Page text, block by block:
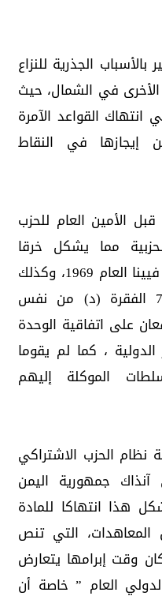
الجذرية للنزاع
في الشمال، حيث
القواعد الآمرة
إيجازها في النقاط
الأمين العام للحزب
مما يشكل خرقا
للمادة 7 الفقرة 2 من اتفاقية فيينا العام 1969، وكذلك
يتعارض مع أحكام المادة 77 الفقرة (د) من نفس
على اتفاقية الوحدة
الدولية ، كما لم يقوما
الموكلة إليهم
نظام الحزب الاشتراكي
جمهورية اليمن
هذا انتهاكا للمادة
المعاهدات، التي تنص
وقت إبرامها يتعارض
العام ” خاصة أن